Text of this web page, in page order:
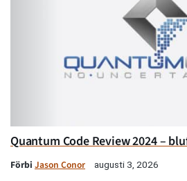
Quantum Code Review 2024 –
Förbi Jason Conor augusti 3, 2026